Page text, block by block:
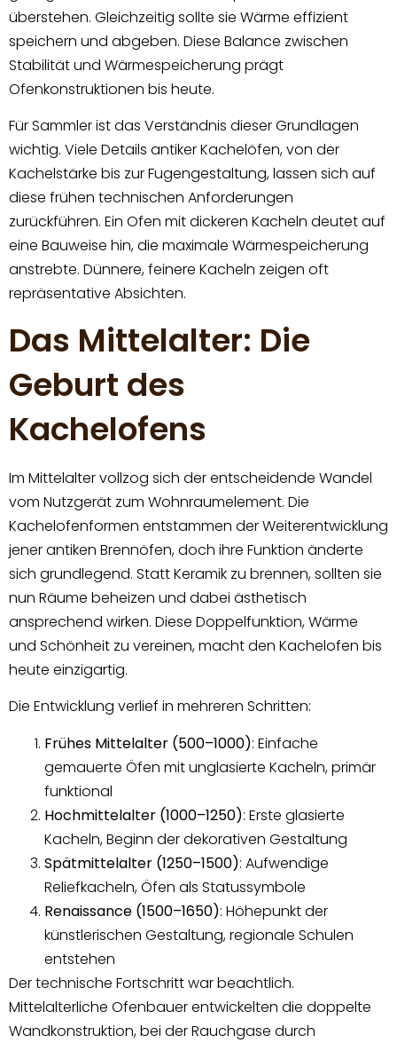
überstehen. Gleichzeitig sollte sie Wärme effizient
speichern und abgeben. Diese Balance zwischen
Stabilität und Wärmespeicherung prägt
Ofenkonstruktionen bis heute.
Für Sammler ist das Verständnis dieser Grundlagen
wichtig. Viele Details antiker Kachelöfen, von der
Kachelstärke bis zur Fugengestaltung, lassen sich auf
diese frühen technischen Anforderungen
zurückführen. Ein Ofen mit dickeren Kacheln deutet auf
eine Bauweise hin, die maximale Wärmespeicherung
anstrebte. Dünnere, feinere Kacheln zeigen oft
repräsentative Absichten.
Das Mittelalter: Die
Geburt des
Kachelofens
Im Mittelalter vollzog sich der entscheidende Wandel
vom Nutzgerät zum Wohnraumelement. Die
Kachelofenformen entstammen der Weiterentwicklung
jener antiken Brennöfen, doch ihre Funktion änderte
sich grundlegend. Statt Keramik zu brennen, sollten sie
nun Räume beheizen und dabei ästhetisch
ansprechend wirken. Diese Doppelfunktion, Wärme
und Schönheit zu vereinen, macht den Kachelofen bis
heute einzigartig.
Die Entwicklung verlief in mehreren Schritten:
Frühes Mittelalter (500–1000): Einfache
gemauerte Öfen mit unglasierte Kacheln, primär
funktional
Hochmittelalter (1000–1250): Erste glasierte
Kacheln, Beginn der dekorativen Gestaltung
Spätmittelalter (1250–1500): Aufwendige
Reliefkacheln, Öfen als Statussymbole
Renaissance (1500–1650): Höhepunkt der
künstlerischen Gestaltung, regionale Schulen
entstehen
Der technische Fortschritt war beachtlich.
Mittelalterliche Ofenbauer entwickelten die doppelte
Wandkonstruktion, bei der Rauchgase durch